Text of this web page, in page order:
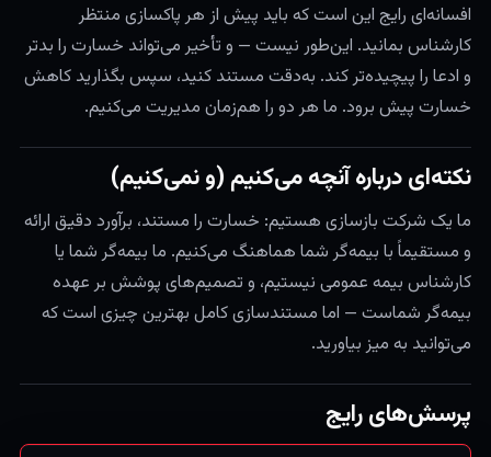
افسانه‌ای رایج این است که باید پیش از هر پاکسازی منتظر
کارشناس بمانید. این‌طور نیست — و تأخیر می‌تواند خسارت را بدتر
و ادعا را پیچیده‌تر کند. به‌دقت مستند کنید، سپس بگذارید کاهش
خسارت پیش برود. ما هر دو را هم‌زمان مدیریت می‌کنیم.
نکته‌ای درباره آنچه می‌کنیم (و نمی‌کنیم)
ما یک شرکت بازسازی هستیم: خسارت را مستند، برآورد دقیق ارائه
و مستقیماً با بیمه‌گر شما هماهنگ می‌کنیم. ما بیمه‌گر شما یا
کارشناس بیمه عمومی نیستیم، و تصمیم‌های پوشش بر عهده
بیمه‌گر شماست — اما مستندسازی کامل بهترین چیزی است که
می‌توانید به میز بیاورید.
پرسش‌های رایج